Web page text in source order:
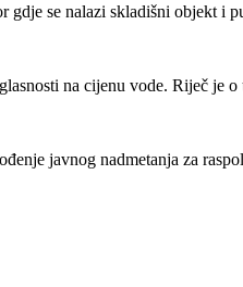
gdje se nalazi skladišni objekt i
na cijenu vode. Riječ je
javnog nadmetanja za